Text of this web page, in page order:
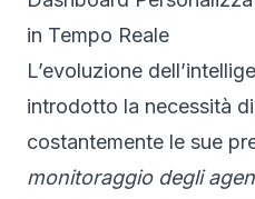
in Tempo Reale
L’evoluzione
introdotto la necessità
costantemente le sue
monitoraggio degli